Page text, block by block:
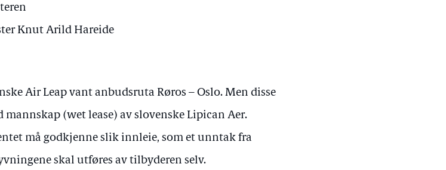
Knut Arild Hareide
Air Leap vant anbudsruta Røros – Oslo. Men disse
(wet lease) av slovenske Lipican Aer.
må godkjenne slik innleie, som et unntak fra
skal utføres av tilbyderen selv.